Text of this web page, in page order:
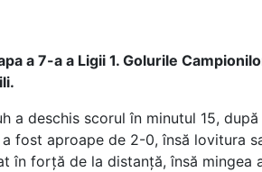
a 7-a a Ligii 1. Golurile
a deschis scorul în minutul 15,
fost aproape de 2-0, însă lovitura
în forță de la distanță, însă mingea